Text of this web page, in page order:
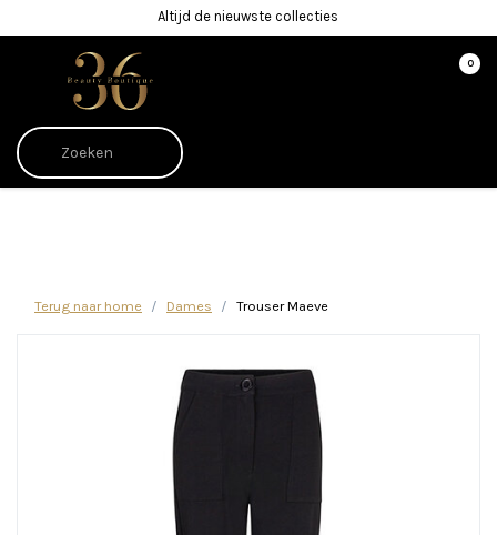
Altijd de nieuwste collecties
0
Terug naar home Dames Trouser Maeve